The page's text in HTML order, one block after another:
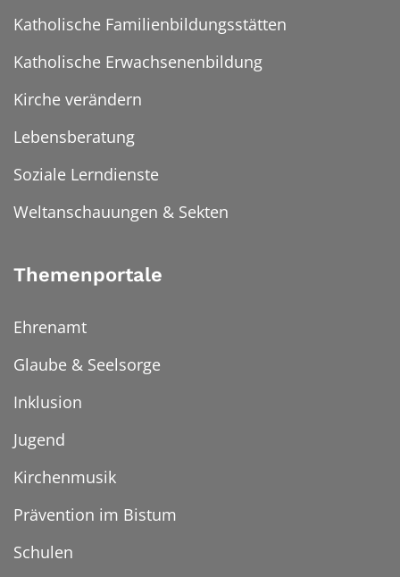
Katholische Familienbildungsstätten
Katholische Erwachsenenbildung
Kirche verändern
Lebensberatung
Soziale Lerndienste
Weltanschauungen & Sekten
Themenportale
Ehrenamt
Glaube & Seelsorge
Inklusion
Jugend
Kirchenmusik
Prävention im Bistum
Schulen